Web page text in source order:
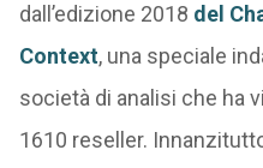
dall’edizione 2018 del
Context, una speciale
società di analisi che ha
1610 reseller.